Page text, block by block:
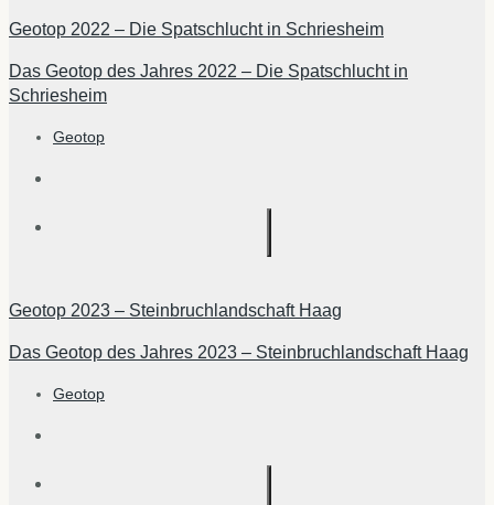
Geotop 2022 – Die Spatschlucht in Schriesheim
Das Geotop des Jahres 2022 – Die Spatschlucht in
Schriesheim
Geotop
Geotop 2023 – Steinbruchlandschaft Haag
Das Geotop des Jahres 2023 – Steinbruchlandschaft Haag
Geotop